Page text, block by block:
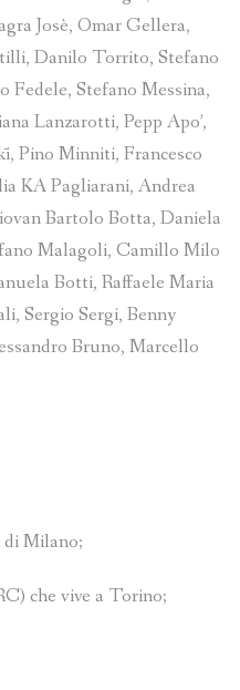
Josè, Omar Gellera,
Danilo Torrito, Stefano
Stefano Messina,
Lanzarotti, Pepp Apo’,
Pino Minniti, Francesco
KA Pagliarani, Andrea
Bartolo Botta, Daniela
Malagoli, Camillo Milo
Botti, Raffaele Maria
Sergio Sergi, Benny
Bruno, Marcello
di Milano;
che vive a Torino;